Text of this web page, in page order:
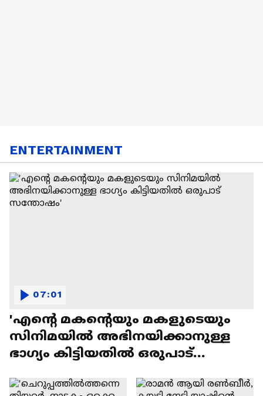
ENTERTAINMENT
'എന്റെ മകന്റെയും മകളുടെയും
സിനിമയിൽ അഭിനയിക്കാനുള്ള
ഭാഗ്യം കിട്ടിയതിൽ ഒരുപാട്
07:01